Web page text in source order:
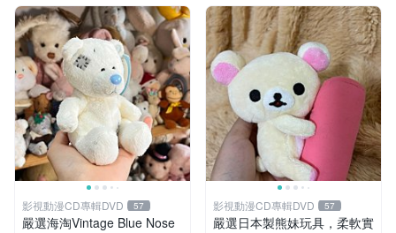
影視動漫CD專輯DVD 57
嚴選海淘Vintage Blue Nose
影視動漫CD專輯DVD 57
嚴選日本製熊妹玩具，柔軟實